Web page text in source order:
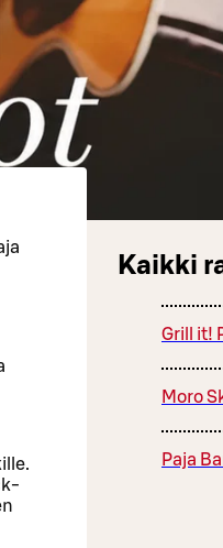
Kaikki
Grill it!
Moro
Paja